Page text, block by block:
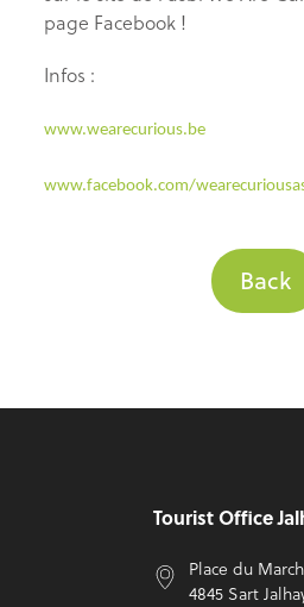
page Facebook !
Infos :
www.wearecurious.be
www.facebook.com/
Back
Tourist Office
Place du
4845 Sart